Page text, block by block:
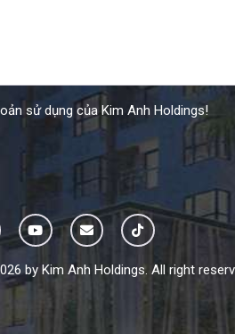
sử dụng của Kim Anh Holdings!
by Kim Anh Holdings. All right